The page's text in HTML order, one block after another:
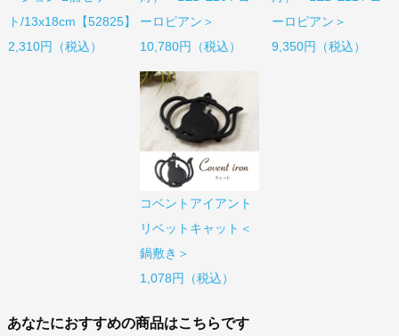
ト/13x18cm【52825】
2,310円（税込）
ーロピアン＞
10,780円（税込）
ーロピアン＞
9,350円（税込）
コベントアイアント
リベットキャット＜
鍋敷き＞
1,078円（税込）
あなたにおすすめの商品はこちらです